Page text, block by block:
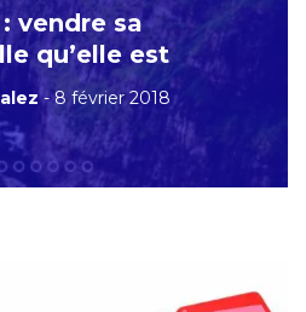
vendre sa
qu’elle est
- 8 février 2018